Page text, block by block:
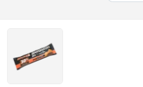
weergave